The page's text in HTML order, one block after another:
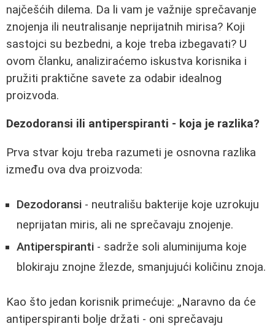
najčešćih dilema. Da li vam je važnije sprečavanje
znojenja ili neutralisanje neprijatnih mirisa? Koji
sastojci su bezbedni, a koje treba izbegavati? U
ovom članku, analiziraćemo iskustva korisnika i
pružiti praktične savete za odabir idealnog
proizvoda.
Dezodoransi ili antiperspiranti - koja je razlika?
Prva stvar koju treba razumeti je osnovna razlika
između ova dva proizvoda:
Dezodoransi - neutrališu bakterije koje uzrokuju
neprijatan miris, ali ne sprečavaju znojenje.
Antiperspiranti - sadrže soli aluminijuma koje
blokiraju znojne žlezde, smanjujući količinu znoja.
Kao što jedan korisnik primećuje:
Naravno da će
antiperspiranti bolje držati - oni sprečavaju